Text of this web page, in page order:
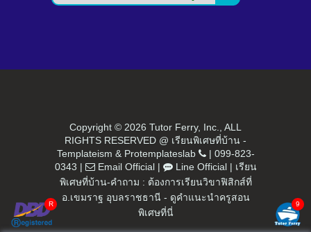
Copyright © 2026 Tutor Ferry, Inc., ALL
RIGHTS RESERVED @ เรียนพิเศษที่บ้าน -
Templateism & Protemplateslab | 099-823-
0343 | Email Official| Line Official| เรียน
พิเศษที่บ้าน-คำถาม : ต้องการเรียนวิขาฟิสิกส์ที่
อ.เขมราฐ อุบลราชธานี - ดูคำแนะนำครูสอน
พิเศษที่นี่